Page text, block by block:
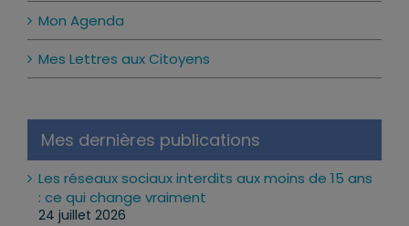
Mon Agenda
Mes Lettres aux Citoyens
Mes dernières publications
Les réseaux sociaux interdits aux moins de 15 ans
: ce qui change vraiment
24 juillet 2026